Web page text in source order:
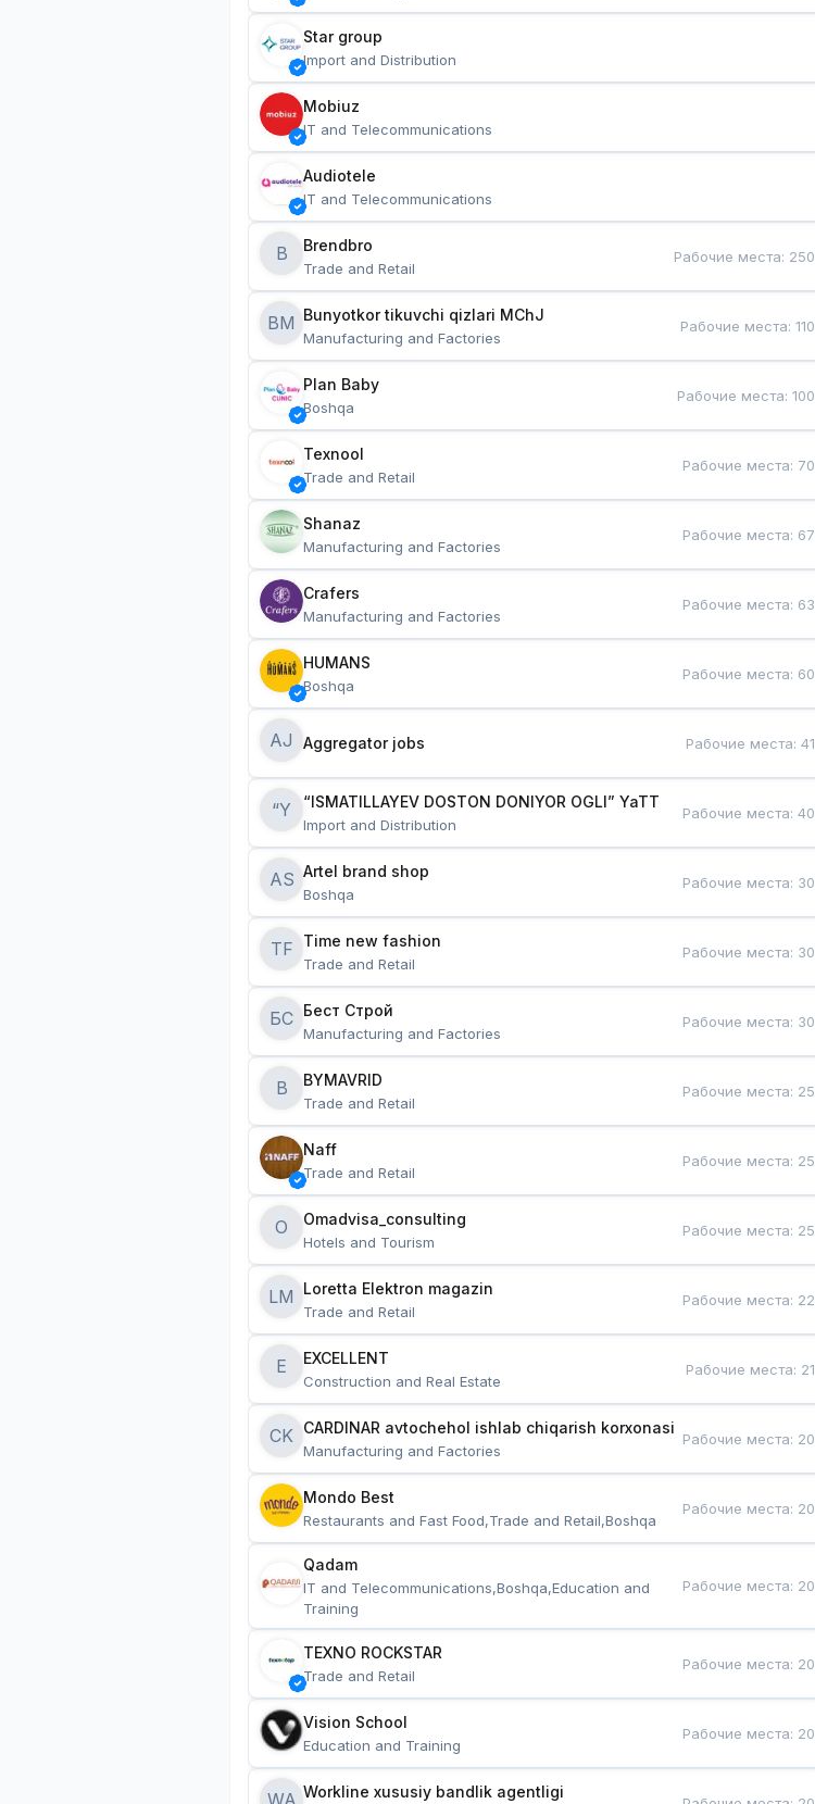
Star group
Import and Distribution
Mobiuz
IT and Telecommunications
Audiotele
IT and Telecommunications
B Brendbro
Trade and Retail
Рабочие места: 250
BM
Manufacturing and Factories
Рабочие места:110
Plan Baby
Boshqa
Рабочие места:100
Texnool
Trade and Retail
Рабочие места: 70
Shanaz
Manufacturing and Factories
Рабочие места: 67
Crafers
Manufacturing and Factories
Рабочие места: 63
HUMANS
Boshqa
Рабочие места: 60
AJ Aggregator jobs Рабочие места:41
“Y “ISMATILLAYEV DOSTON DONIYOR OGLI” YaTT
Import and Distribution
Рабочие места:40
AS Artel brand shop
Boshqa
Рабочие места: 30
TF Time new fashion
Trade and Retail
Рабочие места: 30
БС Бест Строй
Manufacturing and Factories
Рабочие места: 30
B BYMAVRID
Trade and Retail
Рабочие места: 25
Naff
Trade and Retail
Рабочие места: 25
O Omadvisa_consulting
Hotels and Tourism
Рабочие места: 25
LM Loretta Elektron magazin
Trade and Retail
Рабочие места: 22
E EXCELLENT
Construction and Real Estate
Рабочие места: 21
CK CARDINAR avtochehol ishlab chiqarish korxonasi
Manufacturing and Factories
Рабочие места: 20
Mondo Best
Restaurants and Fast Food,Trade and Retail,Boshqa
Рабочие места: 20
Qadam
IT and Telecommunications,Boshqa,Education and
Training
Рабочие места: 20
TEXNO ROCKSTAR
Trade and Retail
Рабочие места: 20
Vision School
Education and Training
Рабочие места: 20
WA Workline xususiy bandlik agentligi